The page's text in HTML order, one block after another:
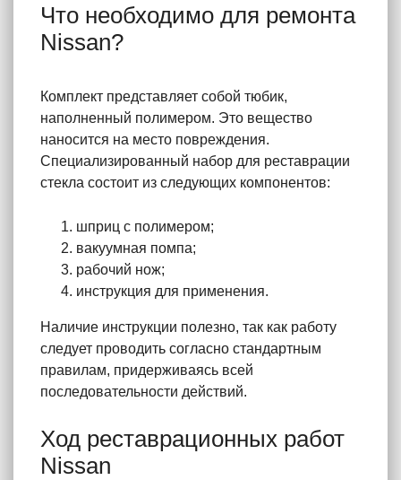
Что необходимо для ремонта
Nissan?
Комплект представляет собой тюбик,
наполненный полимером. Это вещество
наносится на место повреждения.
Специализированный набор для реставрации
стекла состоит из следующих компонентов:
шприц с полимером;
вакуумная помпа;
рабочий нож;
инструкция для применения.
Наличие инструкции полезно, так как работу
следует проводить согласно стандартным
правилам, придерживаясь всей
последовательности действий.
Ход реставрационных работ
Nissan